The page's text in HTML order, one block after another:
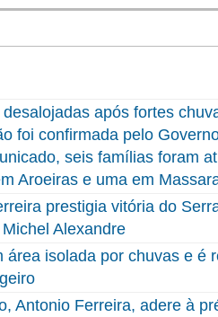
após fortes
foi confirmada pelo
seis famílias foram
Aroeiras e uma em
prestigia vitória do
Alexandre
área isolada por chuvas e é
Antonio Ferreira, adere à